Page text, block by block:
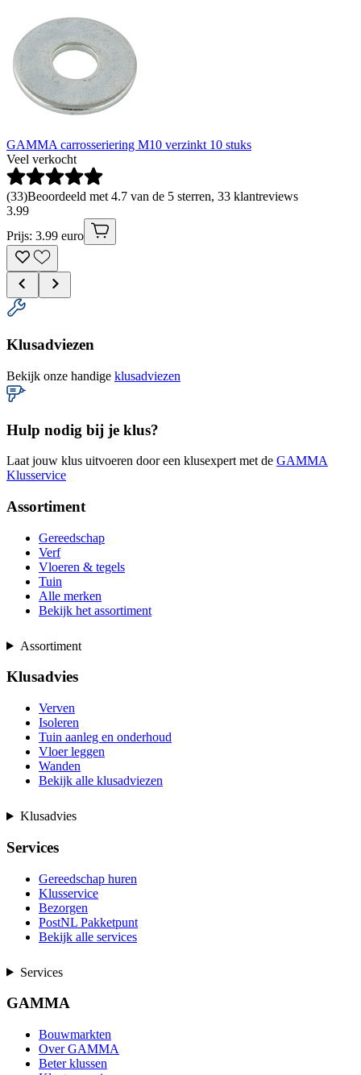
GAMMA carrosseriering M10 verzinkt 10 stuks
Veel verkocht
(33)Beoordeeld met 4.7 van de 5 sterren, 33 klantreviews
3.99
Prijs: 3.99 euro
Klusadviezen
Bekijk onze handige klusadviezen
Hulp nodig bij je klus?
Laat jouw klus uitvoeren door een klusexpert met de GAMMA
Klusservice
Assortiment
Gereedschap
Verf
Vloeren & tegels
Tuin
Alle merken
Bekijk het assortiment
Assortiment
Klusadvies
Verven
Isoleren
Tuin aanleg en onderhoud
Vloer leggen
Wanden
Bekijk alle klusadviezen
Klusadvies
Services
Gereedschap huren
Klusservice
Bezorgen
PostNL Pakketpunt
Bekijk alle services
Services
GAMMA
Bouwmarkten
Over GAMMA
Beter klussen